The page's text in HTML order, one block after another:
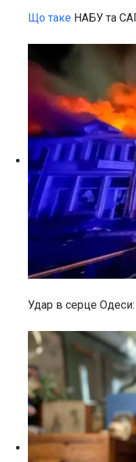
Що таке НАБУ та
Удар в серце